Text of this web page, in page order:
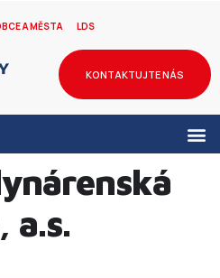
A MĚSTA LDS
KONTAKTUJTE NÁS
a.s.